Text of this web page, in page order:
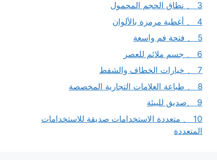
3 、 نطاق الحجم المحمول
4 、 أغطية مرمزة بالألوان
5 、 فتحة فم واسعة
6 、 جسم ملائم للعصر
7 、 خيارات الخطاف والشفط
8 、 طباعة العلامات التجارية المخصصة
9 、صديق للبيئة
10 、 متعددة الاستخدامات صديقة للاستخدامات
المتعددة